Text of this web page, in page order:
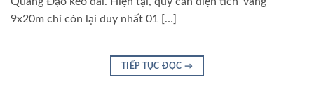
9x20m chỉ còn lại duy nhất 01 […]
TIẾP TỤC ĐỌC →